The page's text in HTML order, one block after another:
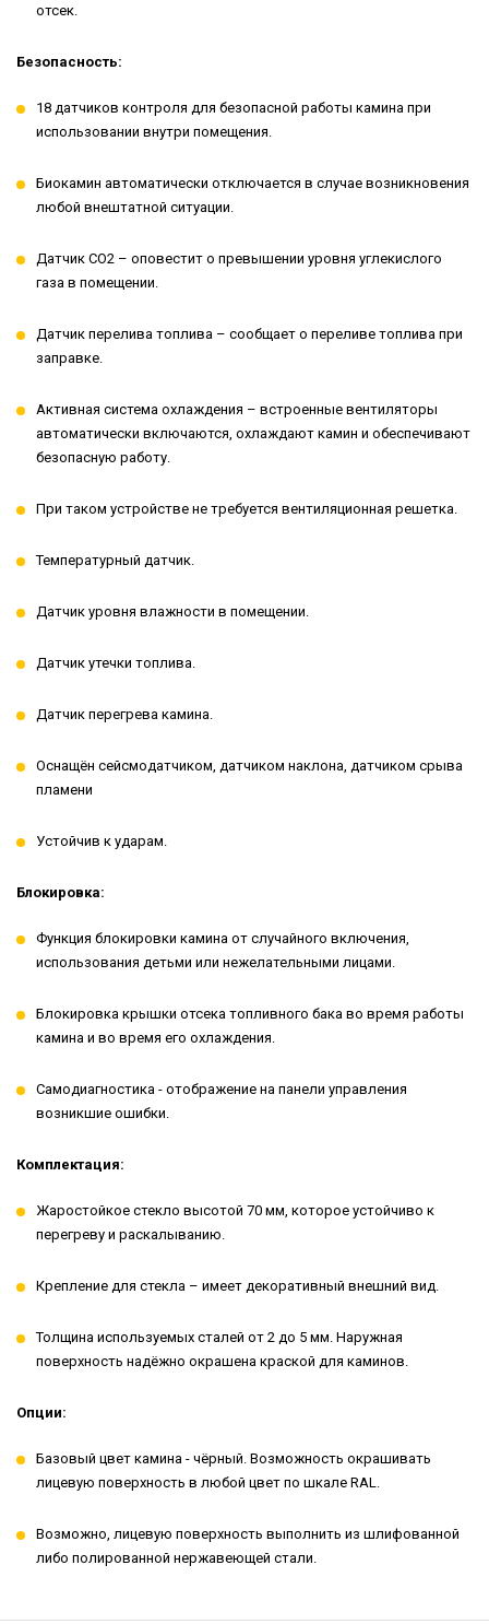
отсек.
Безопасность:
18 датчиков контроля для безопасной работы камина при
использовании внутри помещения.
Биокамин автоматически отключается в случае возникновения
любой внештатной ситуации.
Датчик СО2 – оповестит о превышении уровня углекислого
газа в помещении.
Датчик перелива топлива – сообщает о переливе топлива при
заправке.
Активная система охлаждения – встроенные вентиляторы
автоматически включаются, охлаждают камин и обеспечивают
безопасную работу.
При таком устройстве не требуется вентиляционная решетка.
Температурный датчик.
Датчик уровня влажности в помещении.
Датчик утечки топлива.
Датчик перегрева камина.
Оснащён сейсмодатчиком, датчиком наклона, датчиком срыва
пламени
Устойчив к ударам.
Блокировка:
Функция блокировки камина от случайного включения,
использования детьми или нежелательными лицами.
Блокировка крышки отсека топливного бака во время работы
камина и во время его охлаждения.
Самодиагностика - отображение на панели управления
возникшие ошибки.
Комплектация:
Жаростойкое стекло высотой 70 мм, которое устойчиво к
перегреву и раскалыванию.
Крепление для стекла – имеет декоративный внешний вид.
Толщина используемых сталей от 2 до 5 мм. Наружная
поверхность надёжно окрашена краской для каминов.
Опции:
Базовый цвет камина - чёрный. Возможность окрашивать
лицевую поверхность в любой цвет по шкале RAL.
Возможно, лицевую поверхность выполнить из шлифованной
либо полированной нержавеющей стали.